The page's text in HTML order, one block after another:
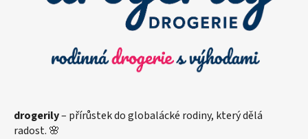
drogerily– přírůstek do globalácké rodiny, který dělá
radost. 🌸